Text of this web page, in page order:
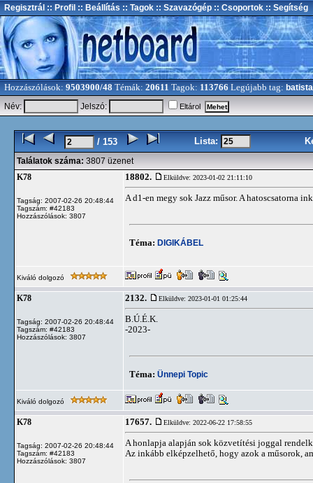
Regisztrál :: Profil :: Beállítás :: Tagok :: Szavazógép :: Csoportok :: Segítség
Hozzászólások: 9503900/48 Témák: 20611 Tagok: 113766 Legújabb tag: batista
Név:
Jelszó: Eltárol
/ 153 Lista:
Találatok száma: 3807 üzenet
K78
Tagság: 2007-02-26 20:48:44
Tagszám: #42183
Hozzászólások: 3807
18802. Elküldve: 2023-01-02 21:11:10
A d1-en megy sok Jazz műsor. A hatoscsatorna
Téma: DIGIKÁBEL
Kiváló dolgozó
K78
Tagság: 2007-02-26 20:48:44
Tagszám: #42183
Hozzászólások: 3807
2132. Elküldve: 2023-01-01 01:25:44
B.Ú.É.K.
-2023-
Téma: Ünnepi Topic
Kiváló dolgozó
K78
Tagság: 2007-02-26 20:48:44
Tagszám: #42183
Hozzászólások: 3807
17657. Elküldve: 2022-06-22 17:58:55
A honlapja alapján sok közvetítési joggal
Az inkább elképzelhető, hogy azok a műsorok,